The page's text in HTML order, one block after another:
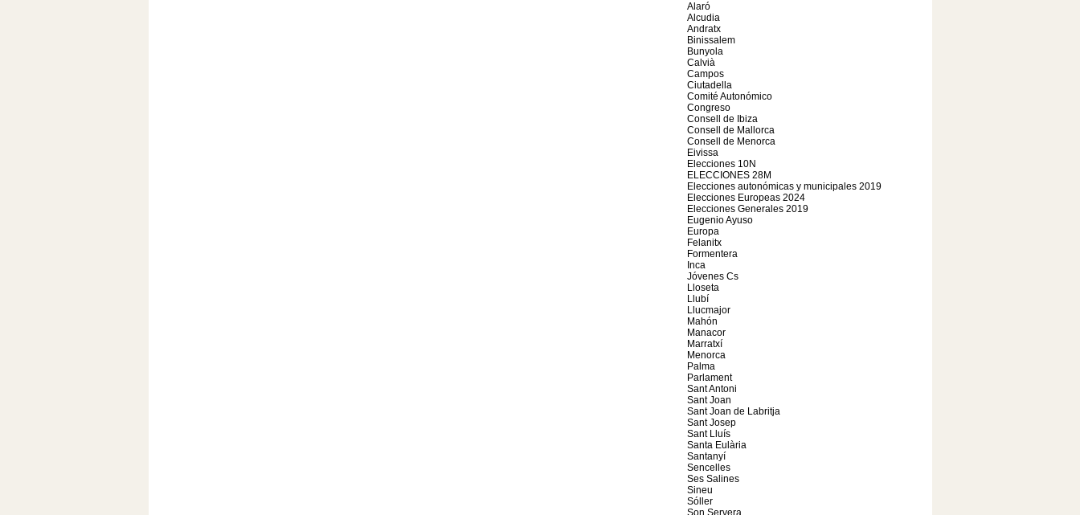
Alaró
Alcudia
Andratx
Binissalem
Bunyola
Calvià
Campos
Ciutadella
Comité Autonómico
Congreso
Consell de Ibiza
Consell de Mallorca
Consell de Menorca
Eivissa
Elecciones 10N
ELECCIONES 28M
Elecciones autonómicas y municipales 2019
Elecciones Europeas 2024
Elecciones Generales 2019
Eugenio Ayuso
Europa
Felanitx
Formentera
Inca
Jóvenes Cs
Lloseta
Llubí
Llucmajor
Mahón
Manacor
Marratxí
Menorca
Palma
Parlament
Sant Antoni
Sant Joan
Sant Joan de Labritja
Sant Josep
Sant Lluís
Santa Eulària
Santanyí
Sencelles
Ses Salines
Sineu
Sóller
Son Servera